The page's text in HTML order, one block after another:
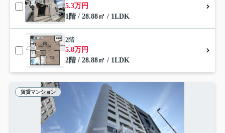
5.3万円
1階 / 28.88㎡ / 1LDK
2階
5.8万円
2階 / 28.88㎡ / 1LDK
賃貸マンション